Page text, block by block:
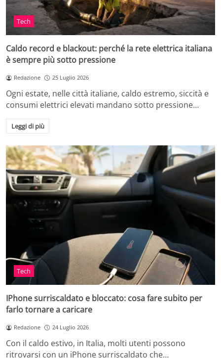
Tech
Caldo record e blackout: perché la rete elettrica italiana
è sempre più sotto pressione
Redazione 25 Luglio 2026
Ogni estate, nelle città italiane, caldo estremo, siccità e
consumi elettrici elevati mandano sotto pressione…
Leggi di più
Tech
IPhone surriscaldato e bloccato: cosa fare subito per
farlo tornare a caricare
Redazione 24 Luglio 2026
Con il caldo estivo, in Italia, molti utenti possono
ritrovarsi con un iPhone surriscaldato che…